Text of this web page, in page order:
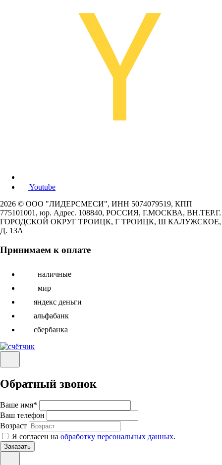
Youtube
2026 © ООО "ЛИДЕРСМЕСИ", ИНН 5074079519, КПП
775101001, юр. Адрес. 108840, РОССИЯ, Г.МОСКВА, ВН.ТЕР.Г.
ГОРОДСКОЙ ОКРУГ ТРОИЦК, Г ТРОИЦК, Ш КАЛУЖСКОЕ,
Д. 13А
Принимаем к оплате
наличные
мир
яндекс деньги
альфабанк
сбербанка
Обратный звонок
Ваше имя*
Ваш телефон
Возраст
Я согласен на обработку персональных данных.